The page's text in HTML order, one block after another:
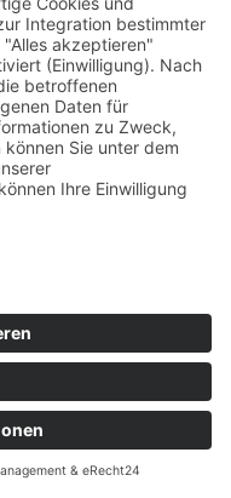
Besuch Ihrem
Daten
dann erfasst
oder keinen
Portal besitzen.
Fall
Ihrem Endgerät
Ihrer IP-
die Betreiber der
sind. Auf
Werbung in-
Media-Präsenz
einen Account beim
kann die
Geräten
sind oder